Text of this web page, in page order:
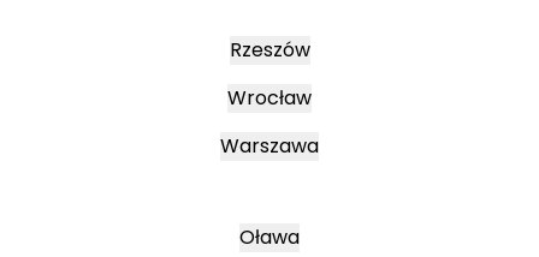
Rzeszów
Wrocław
Warszawa
Oława